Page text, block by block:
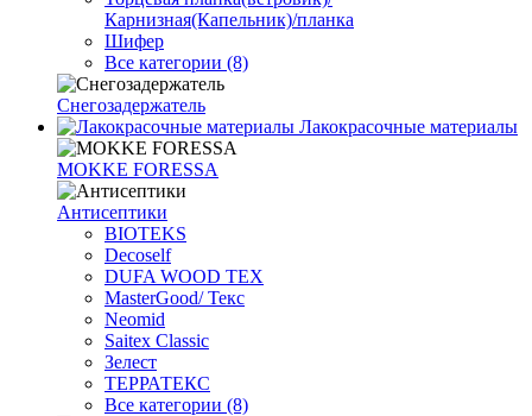
Карнизная(Капельник)/планка
Шифер
Все категории (8)
Снегозадержатель
Лакокрасочные материалы
MOKKE FORESSA
Антисептики
BIOTEKS
Decoself
DUFA WOOD TEX
MasterGood/ Текс
Neomid
Saitex Classic
Зелест
ТЕРРАТЕКС
Все категории (8)